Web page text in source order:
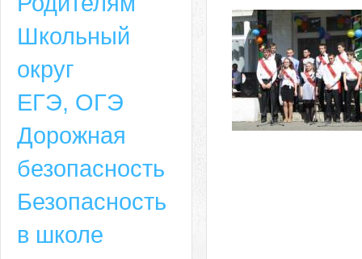
Школьный
округ
ЕГЭ, ОГЭ
Дорожная
безопасность
Безопасность
в школе